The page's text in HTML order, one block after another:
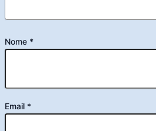
Nome *
Email *